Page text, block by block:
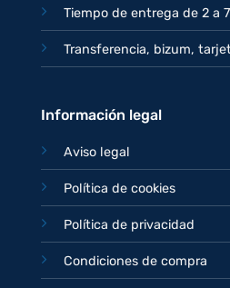
Tiempo de entrega de 2 a
Transferencia, bizum,
Información legal
Aviso legal
Política de cookies
Política de privacidad
Condiciones de compra